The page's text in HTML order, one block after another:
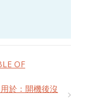
OF
於：開機後沒